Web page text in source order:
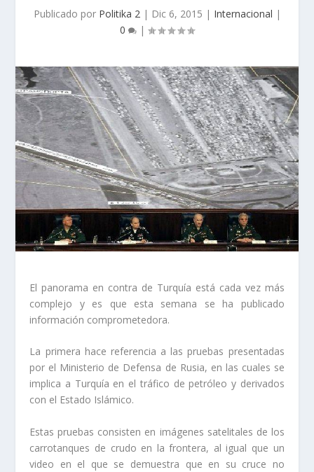
Publicado por Politika 2| Dic 6, 2015 | Internacional |
0
|
El panorama en contra de Turquía está cada vez más
complejo y es que esta semana se ha publicado
información comprometedora.
La primera hace referencia a las pruebas presentadas
por el Ministerio de Defensa de Rusia, en las cuales se
implica a Turquía en el tráfico de petróleo y derivados
con el Estado Islámico.
Estas pruebas consisten en imágenes satelitales de los
carrotanques de crudo en la frontera, al igual que un
video en el que se demuestra que en su cruce no